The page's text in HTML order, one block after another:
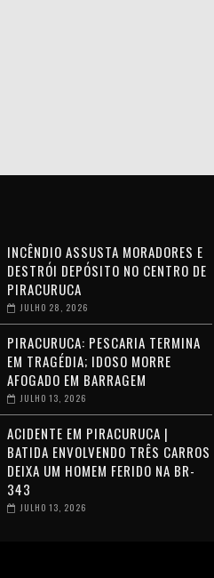
INCÊNDIO ASSUSTA MORADORES E
DESTRÓI DEPÓSITO NO CENTRO DE
PIRACURUCA
JULHO 28, 2026
PIRACURUCA: PESCARIA TERMINA
EM TRAGÉDIA; IDOSO MORRE
AFOGADO EM BARRAGEM
JULHO 13, 2026
ACIDENTE EM PIRACURUCA |
BATIDA ENVOLVENDO TRÊS CARROS
DEIXA UM HOMEM FERIDO NA BR-
343
JULHO 13, 2026